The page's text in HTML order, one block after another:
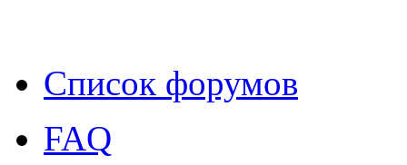
Список форумов
FAQ